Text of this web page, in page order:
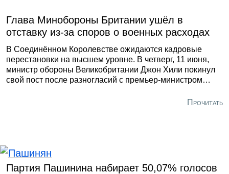
Глава Минобороны Британии ушёл в
отставку из-за споров о военных расходах
В Соединённом Королевстве ожидаются кадровые
перестановки на высшем уровне. В четверг, 11 июня,
министр обороны Великобритании Джон Хили покинул
свой пост после разногласий с премьер-министром
вооружённых сил страны. Об отставке глава военного
Прочитать
Партия Пашинина набирает 50,07% голосов